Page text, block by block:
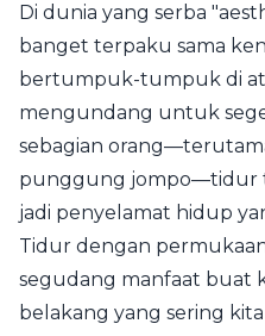
Di dunia yang serba
banget terpaku sama
bertumpuk-tumpuk di
mengundang untuk
sebagian
punggung jompo—tidur
jadi penyelamat hidup
Tidur dengan
segudang manfaat buat
belakang yang sering